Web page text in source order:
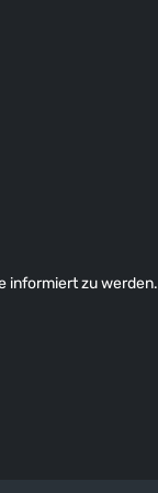
informiert zu werden.